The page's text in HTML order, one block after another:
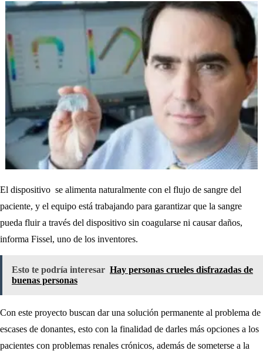
El dispositivo se alimenta naturalmente con el flujo de sangre del
paciente, y el equipo está trabajando para garantizar que la sangre
pueda fluir a través del dispositivo sin coagularse ni causar daños,
informa Fissel, uno de los inventores.
Esto te podría interesar Hay personas crueles disfrazadas de
buenas personas
Con este proyecto buscan dar una solución permanente al problema de
escases de donantes, esto con la finalidad de darles más opciones a los
pacientes con problemas renales crónicos, además de someterse a la